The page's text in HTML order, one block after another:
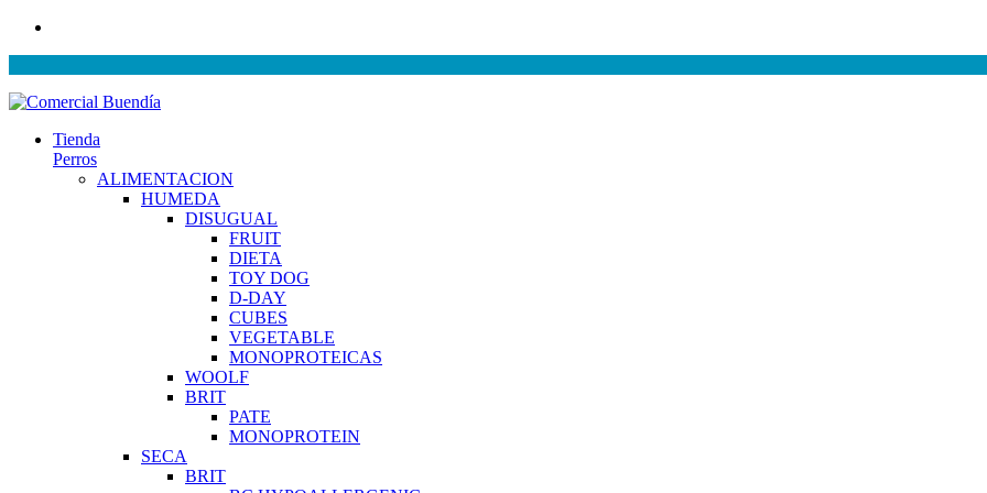
Tienda
Perros
ALIMENTACION
HUMEDA
DISUGUAL
FRUIT
DIETA
TOY DOG
D-DAY
CUBES
VEGETABLE
MONOPROTEICAS
WOOLF
BRIT
PATE
MONOPROTEIN
SECA
BRIT